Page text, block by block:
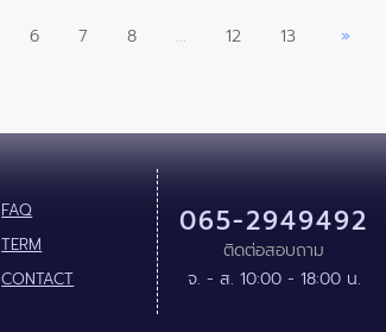
6 7 8 ... 12 13 »
FAQ
TERM
CONTACT
065-2949492
ติดต่อสอบถาม
จ. - ส. 10:00 - 18:00 น.